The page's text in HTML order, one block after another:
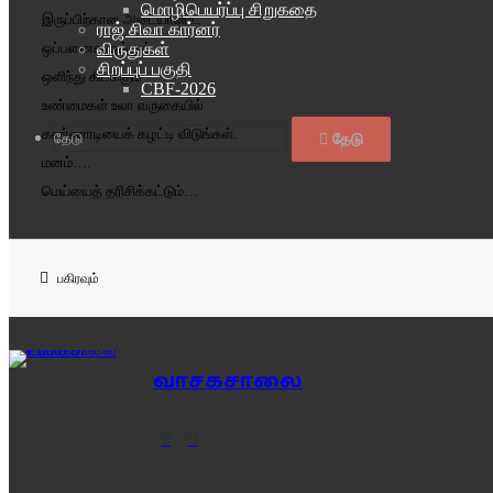
மொழிபெயர்ப்பு சிறுகதை
ராஜ் சிவா கார்னர்
விருதுகள்
சிறப்புப் பகுதி
CBF-2026
தேடு
இருப்பிற்கான அடையாளம்..
ஒப்பனைகளுக்குள்
ஒளிந்து கிடக்கும்
உண்மைகள் உலா வருகையில்
கண்ணாடியைக் கழட்டி விடுங்கள்.
மனம்….
மெய்யைத் தரிசிக்கட்டும்…
பகிரவும்
வாசகசாலை